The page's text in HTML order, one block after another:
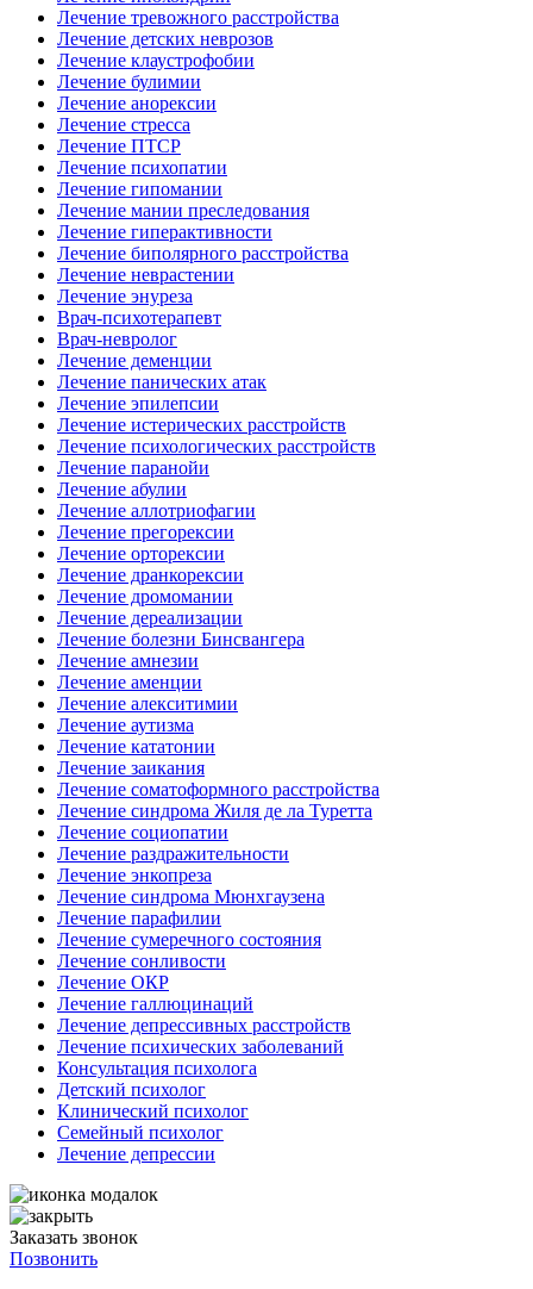
Лечение тревожного расстройства
Лечение детских неврозов
Лечение клаустрофобии
Лечение булимии
Лечение анорексии
Лечение стресса
Лечение ПТСР
Лечение психопатии
Лечение гипомании
Лечение мании преследования
Лечение гиперактивности
Лечение биполярного расстройства
Лечение неврастении
Лечение энуреза
Врач-психотерапевт
Врач-невролог
Лечение деменции
Лечение панических атак
Лечение эпилепсии
Лечение истерических расстройств
Лечение психологических расстройств
Лечение паранойи
Лечение абулии
Лечение аллотриофагии
Лечение прегорексии
Лечение орторексии
Лечение дранкорексии
Лечение дромомании
Лечение дереализации
Лечение болезни Бинсвангера
Лечение амнезии
Лечение аменции
Лечение алекситимии
Лечение аутизма
Лечение кататонии
Лечение заикания
Лечение соматоформного расстройства
Лечение синдрома Жиля де ла Туретта
Лечение социопатии
Лечение раздражительности
Лечение энкопреза
Лечение синдрома Мюнхгаузена
Лечение парафилии
Лечение сумеречного состояния
Лечение сонливости
Лечение ОКР
Лечение галлюцинаций
Лечение депрессивных расстройств
Лечение психических заболеваний
Консультация психолога
Детский психолог
Клинический психолог
Семейный психолог
Лечение депрессии
Заказать звонок
Позвонить